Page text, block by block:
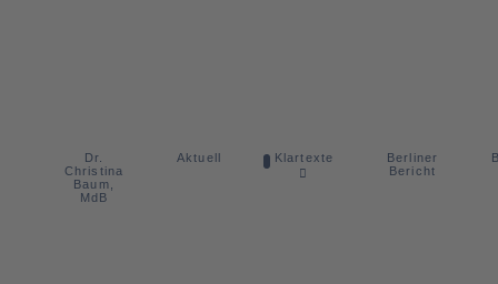
Dr.
Christina
Baum,
MdB
Aktuell Klartexte
Berliner
Bericht